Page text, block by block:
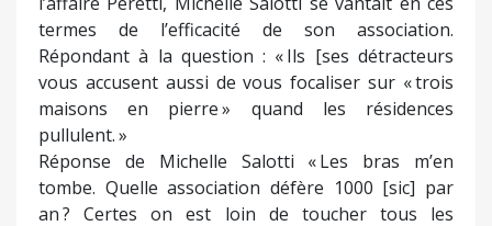
termes de l’efficacité de son association.
Répondant à la question : « Ils [ses détracteurs
vous accusent aussi de vous focaliser sur « trois
maisons en pierre » quand les résidences
pullulent. »
Réponse de Michelle Salotti « Les bras m’en
tombe. Quelle association défère 1000 [sic] par
an ? Certes on est loin de toucher tous les